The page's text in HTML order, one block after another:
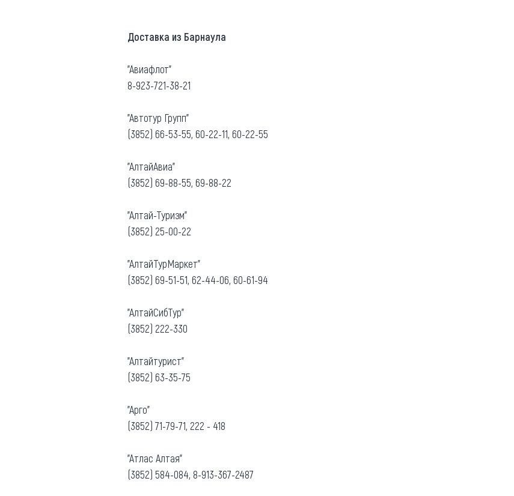
Доставка из Барнаула
"Авиафлот"
8-923-721-38-21
"Автотур Групп"
(3852) 66-53-55, 60-22-11, 60-22-55
"АлтайАвиа"
(3852) 69-88-55, 69-88-22
"Алтай-Туризм"
(3852) 25-00-22
"АлтайТурМаркет"
(3852) 69-51-51, 62-44-06, 60-61-94
"АлтайСибТур"
(3852) 222-330
"Алтайтурист"
(3852) 63-35-75
"Арго"
(3852) 71-79-71, 222 - 418
"Атлас Алтая"
(3852) 584-084, 8-913-367-2487